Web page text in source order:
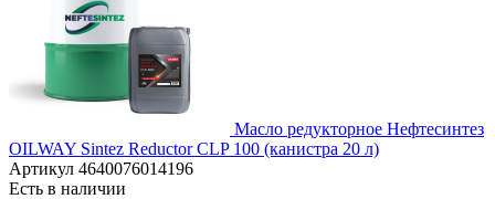
Масло редукторное Нефтесинтез
OILWAY Sintez Reductor CLP 100 (канистра 20 л)
Артикул 4640076014196
Есть в наличии